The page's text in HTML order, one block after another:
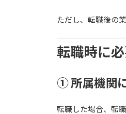
ただし、転職後の
転職時に
① 所属機関
転職した場合、転